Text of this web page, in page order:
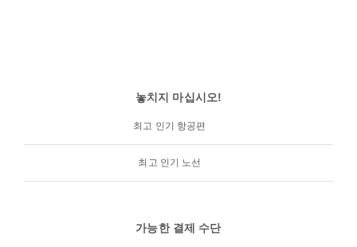
놓치지 마십시오!
최고 인기 항공편
최고 인기 노선
가능한 결제 수단